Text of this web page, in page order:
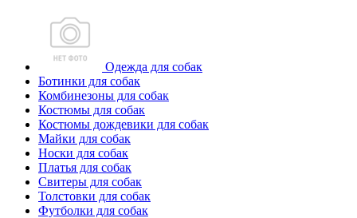
Одежда для собак
Ботинки для собак
Комбинезоны для собак
Костюмы для собак
Костюмы дождевики для собак
Майки для собак
Носки для собак
Платья для собак
Свитеры для собак
Толстовки для собак
Футболки для собак